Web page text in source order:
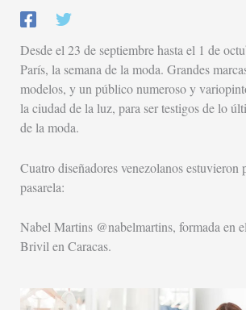
Desde el 23 de septiembre hasta el 1 de
París, la semana de la moda. Grandes
modelos, y un público numeroso y
la ciudad de la luz, para ser testigos de lo
de la moda.
Cuatro diseñadores venezolanos estuvieron
pasarela:
Nabel Martins @nabelmartins, formada en
Brivil en Caracas.